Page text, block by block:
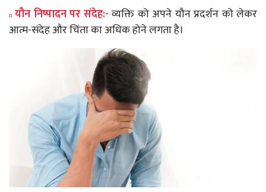
n यौन निष्पादनपर संदेह:-व्यक्ति को अपने यौनप्रदर्शन कोलेकर
आत्म-संदेहऔरचिंताकाअधिकहोनेलगताहै।